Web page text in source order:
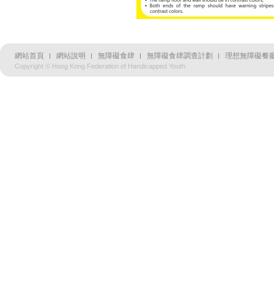
網站首頁 網站說明 無障礙食肆 無障礙食肆調查計劃 理想無障礙餐
Copyright © Hong Kong Federation of Handicapped Youth